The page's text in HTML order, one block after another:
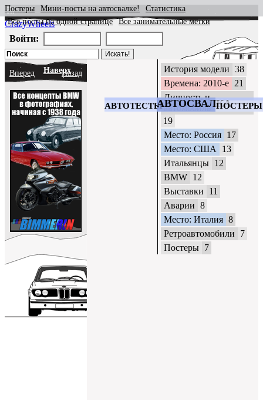
CrazyWheels
АВТОТЕСТЫАВТОСВАЛКАПОСТЕРЫ
Постеры Мини-посты на автосвалке!
Статистика
Все посты на одной странице
Все занимательные метки
Войти:
Вперед НаверхНазад История модели 38
Времена: 2010-е 21
Личность и
автомобиль
19
Место: Россия 17
Место: США
13
Итальянцы 12
BMW 12
Выставки
11
Аварии 8
Место: Италия 8
Ретроавтомобили
7
Постеры 7